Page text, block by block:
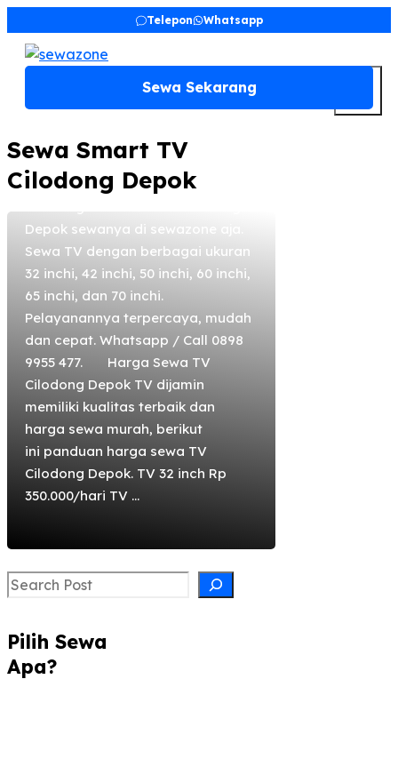
content
Telepon Whatsapp
Sewa Sekarang
Sewa Smart TV
Cilodong Depok
sewazone July 2, 2020
Sewa TV Cilodong
Sewa TV di Cilodong Depok, Sewa
TV LED, Sewa Smart TV, Sewa
Depok sewanya di sewazone aja.
Sewa TV dengan berbagai ukuran
32 inchi, 42 inchi, 50 inchi, 60 inchi,
65 inchi, dan 70 inchi.
Pelayanannya terpercaya, mudah
dan cepat. Whatsapp / Call 0898
9955 477. Harga Sewa TV
Cilodong Depok TV dijamin
memiliki kualitas terbaik dan
harga sewa murah, berikut
ini panduan harga sewa TV
Cilodong Depok. TV 32 inch Rp
350.000/hari TV ...
Search
Pilih Sewa
Apa?